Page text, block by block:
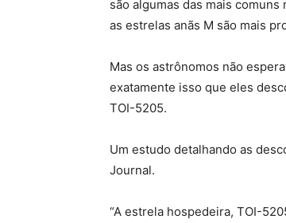
são algumas das mais
as estrelas anãs M são mais
Mas os astrônomos não
exatamente isso que eles
TOI-5205.
Um estudo detalhando as
Journal.
“A estrela hospedeira, TOI-